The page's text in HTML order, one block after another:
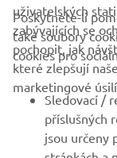
uživatelských
zabývajících se
pochopit, jak
které zlepšují
marketingové
Poskytnete-li
také soubory
cookies pro
Sledovací /
příslušných
jsou určeny